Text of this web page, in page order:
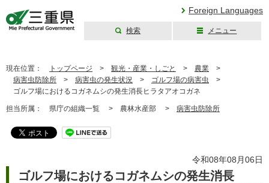
Foreign Languages
検索 メニュー
現在位置： トップページ > 観光・産業・しごと > 農業 >
病害虫防除所 > 病害虫の発生状況 > ゴルフ場の病害虫 >
ゴルフ場におけるコガネムシの発生消長ヒラタアオコガネ
担当所属： 県庁の組織一覧 > 農林水産部 > 病害虫防除所
令和08年08月06日
ゴルフ場におけるコガネムシの発生消長